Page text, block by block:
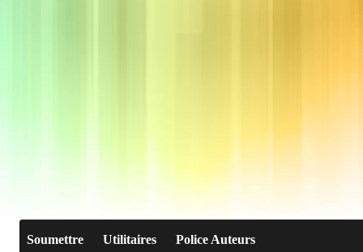
Soumettre Utilitaires Police Auteurs